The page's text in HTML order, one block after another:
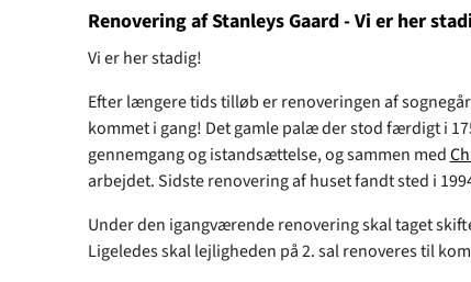
Renovering af Stanleys Gaard - Vi er her
Vi er her stadig!
Efter længere tids tilløb er renoveringen af
kommet i gang! Det gamle palæ der stod færdigt i
gennemgang og istandsættelse, og sammen med
arbejdet. Sidste renovering af huset fandt sted i
Under den igangværende renovering skal taget
Ligeledes skal lejligheden på 2. sal renoveres til